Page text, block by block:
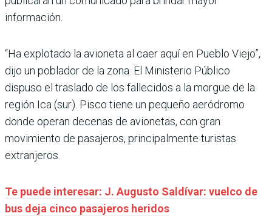
información.
“Ha explotado la avioneta al caer aquí en Pueblo Viejo”,
dijo un poblador de la zona. El Ministerio Público
dispuso el traslado de los fallecidos a la morgue de la
región Ica (sur). Pisco tiene un pequeño aeródromo
donde operan decenas de avionetas, con gran
movimiento de pasajeros, principalmente turistas
extranjeros.
Te puede interesar: J. Augusto Saldívar: vuelco de
bus deja cinco pasajeros heridos